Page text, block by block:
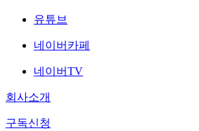
유튜브
네이버카페
네이버TV
회사소개
구독신청